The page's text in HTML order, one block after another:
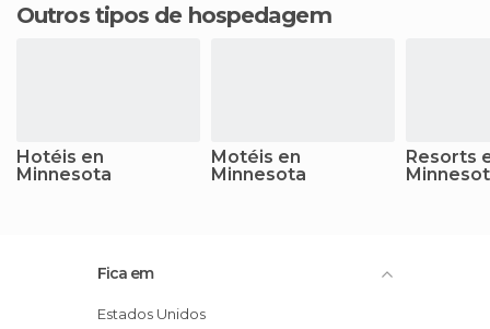
Outros tipos de hospedagem
Hotéis en
Minnesota
Motéis en
Minnesota
Resorts
Fica em
Estados Unidos